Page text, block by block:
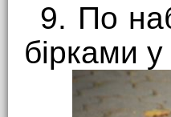
9. По
бірками